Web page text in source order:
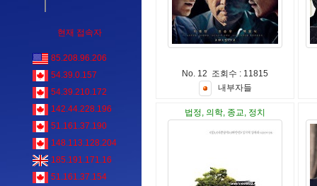
현재 접속자
85.208.96.206
54.39.0.157
54.39.210.172
142.44.228.196
51.161.37.190
148.113.128.204
185.191.171.16
51.161.37.154
No. 12 조회수 : 11815
내 부자들
법정, 의학, 종교, 정치